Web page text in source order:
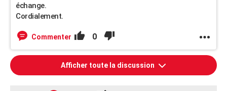
échange.
Cordialement.
Commenter 0
Afficher toute la discussion